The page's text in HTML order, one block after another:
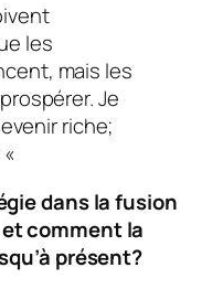
les
mais les
Je
riche;
dans la fusion
comment la
présent?